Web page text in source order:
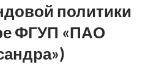
политики
ФГУП «ПАО